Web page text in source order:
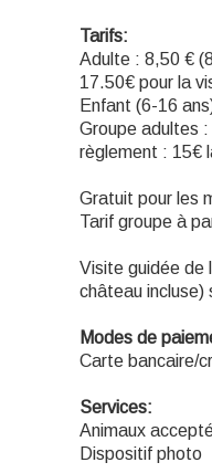
Tarifs:
Adulte : 8,50 €
17.50€ pour la
Enfant (6-16
Groupe adultes
règlement : 15€
Gratuit pour les
Tarif groupe à
Visite guidée de
château
Modes de
Carte bancaire/
Services:
Animaux
Dispositif photo